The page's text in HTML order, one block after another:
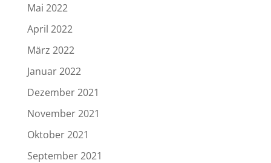
Mai 2022
April 2022
März 2022
Januar 2022
Dezember 2021
November 2021
Oktober 2021
September 2021